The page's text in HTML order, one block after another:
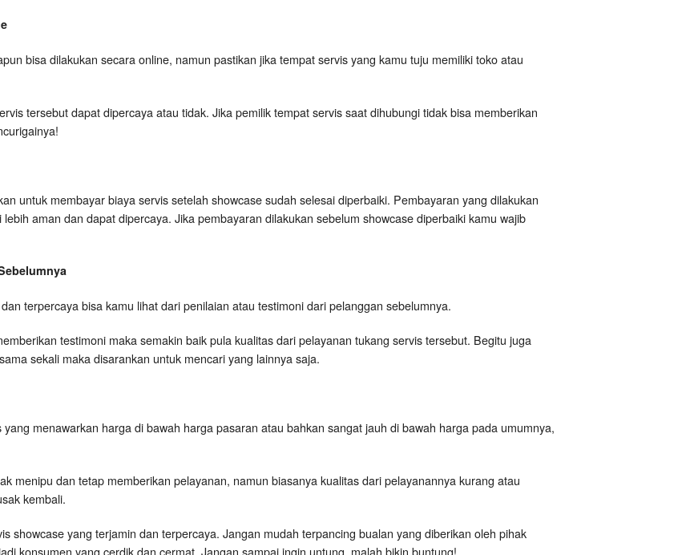
bisa dilakukan secara online, namun pastikan jika tempat servis yang kamu tuju memiliki toko atau
tersebut dapat dipercaya atau tidak. Jika pemilik tempat servis saat dihubungi tidak bisa memberikan
untuk membayar biaya servis setelah showcase sudah selesai diperbaiki. Pembayaran yang dilakukan
aman dan dapat dipercaya. Jika pembayaran dilakukan sebelum showcase diperbaiki kamu wajib
terpercaya bisa kamu lihat dari penilaian atau testimoni dari pelanggan sebelumnya.
testimoni maka semakin baik pula kualitas dari pelayanan tukang servis tersebut. Begitu juga
sekali maka disarankan untuk mencari yang lainnya saja.
menawarkan harga di bawah harga pasaran atau bahkan sangat jauh di bawah harga pada umumnya,
menipu dan tetap memberikan pelayanan, namun biasanya kualitas dari pelayanannya kurang atau
kembali.
showcase yang terjamin dan terpercaya. Jangan mudah terpancing bualan yang diberikan oleh pihak
konsumen yang cerdik dan cermat. Jangan sampai ingin untung, malah bikin buntung!